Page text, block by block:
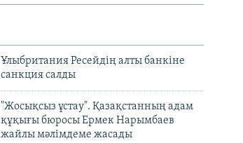
Ұлыбритания Ресейдің алты банкіне
санкция салды
"Жосықсыз ұстау". Қазақстанның адам
құқығы бюросы Ермек Нарымбаев
жайлы мәлімдеме жасады